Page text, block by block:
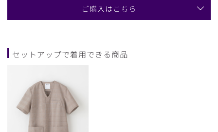
ご購入はこちら
セットアップで着用できる商品